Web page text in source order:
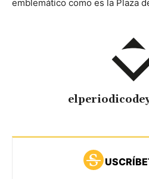
emblemático como es la Plaza